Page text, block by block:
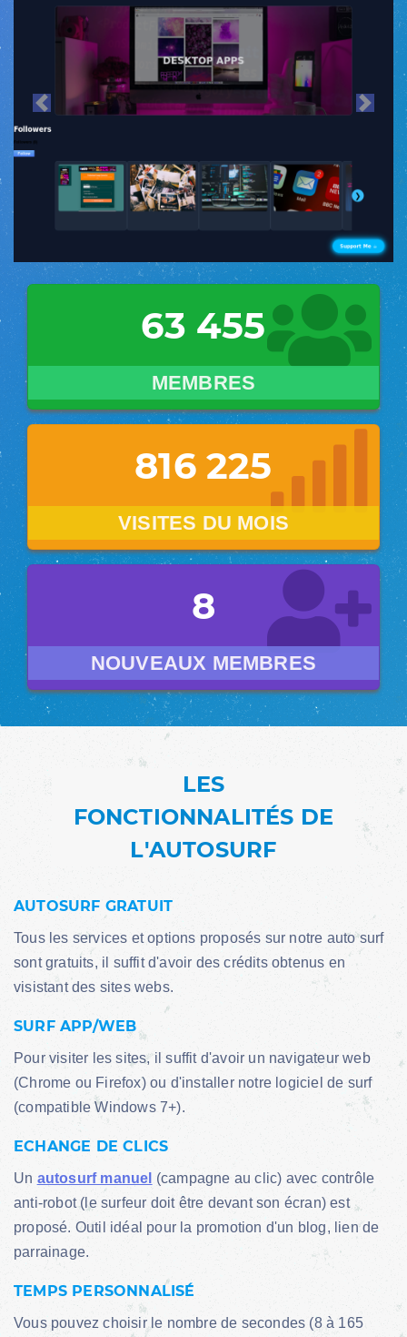
Previous Next
63 455
MEMBRES
816 243
VISITES DU MOIS
8
NOUVEAUX MEMBRES
LES
FONCTIONNALITÉS DE
L'AUTOSURF
AUTOSURF GRATUIT
Tous les services et options proposés sur notre auto surf
sont gratuits, il suffit d'avoir des crédits obtenus en
visistant des sites webs.
SURF APP/WEB
Pour visiter les sites, il suffit d'avoir un navigateur web
(Chrome ou Firefox) ou d'installer notre logiciel de surf
(compatible Windows 7+).
ECHANGE DE CLICS
Un autosurf manuel (campagne au clic) avec contrôle
anti-robot (le surfeur doit être devant son écran) est
proposé. Outil idéal pour la promotion d'un blog, lien de
parrainage.
TEMPS PERSONNALISÉ
Vous pouvez choisir le nombre de secondes (8 à 165